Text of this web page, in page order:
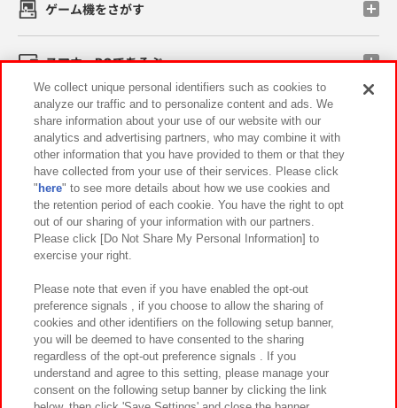
ゲーム機をさがす
スマホ・PCであそぶ
イベント・キャンペーン
関連会社 サステナビリティ サイトポリシー
プライバシーポリシー ウェブアクセシビリティ方針と検証結果
お取引先さまとともに
カスタマーハラスメント対応方針 よくあるご質問・お問い合わせ
We collect unique personal identifiers such as cookies to
analyze our traffic and to personalize content and ads. We
share information about your use of our website with our
analytics and advertising partners, who may combine it with
other information that you have provided to them or that they
have collected from your use of their services. Please click
" here" to see more details about how we use cookies and
the retention period of each cookie. You have the right to opt
out of our sharing of your information with our partners.
Please click [Do Not Share My Personal Information] to
exercise your right.
Please note that even if you have enabled the opt-out
preference signals , if you choose to allow the sharing of
cookies and other identifiers on the following setup banner,
you will be deemed to have consented to the sharing
regardless of the opt-out preference signals . If you
understand and agree to this setting, please manage your
consent on the following setup banner by clicking the link